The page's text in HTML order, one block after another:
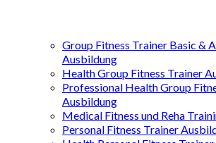
Group Fitness Trainer Basic &
Ausbildung
Health Group Fitness Trainer
Professional Health Group
Ausbildung
Medical Fitness und Reha
Personal Fitness Trainer